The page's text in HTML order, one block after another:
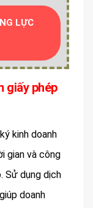
LỰC
giấy phép
kinh doanh
gian và công
Sử dụng dịch
doanh